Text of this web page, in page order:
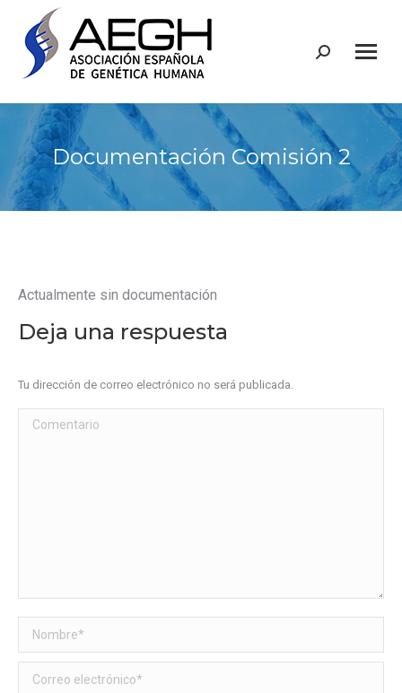
Buscar:
Documentación Comisión 2
Actualmente sin documentación
Deja una respuesta
Tu dirección de correo electrónico no será publicada.
Comentario
Nombre *
Correo electrónico *